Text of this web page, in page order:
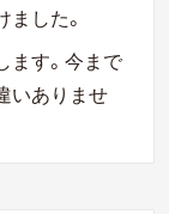
した。
ます。今まで
いありませ